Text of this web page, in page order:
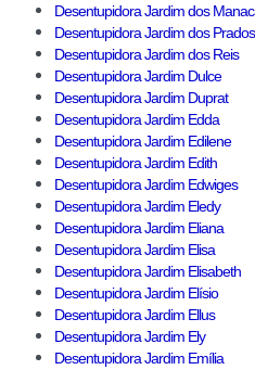
Desentupidora Jardim dos
Desentupidora Jardim dos Prados
Desentupidora Jardim dos Reis
Desentupidora Jardim Dulce
Desentupidora Jardim Duprat
Desentupidora Jardim Edda
Desentupidora Jardim Edilene
Desentupidora Jardim Edith
Desentupidora Jardim Edwiges
Desentupidora Jardim Eledy
Desentupidora Jardim Eliana
Desentupidora Jardim Elisa
Desentupidora Jardim Elisabeth
Desentupidora Jardim Elísio
Desentupidora Jardim Ellus
Desentupidora Jardim Ely
Desentupidora Jardim Emília